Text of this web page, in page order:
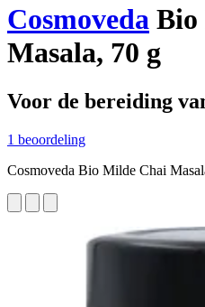
Cosmoveda Bio
Masala, 70 g
Voor de bereiding
1 beoordeling
Cosmoveda Bio Milde Chai